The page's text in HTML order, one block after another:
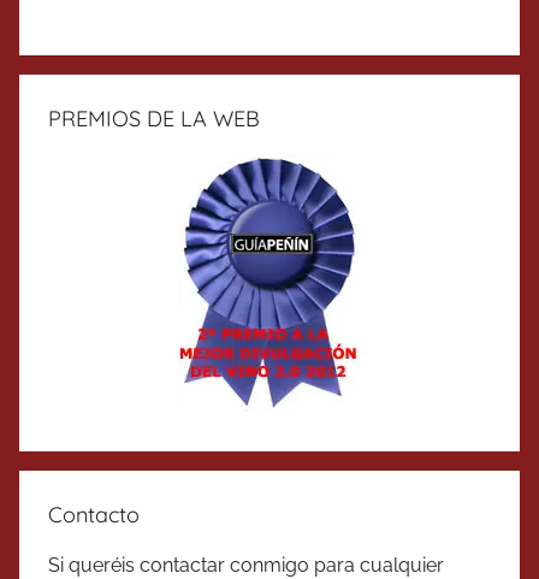
PREMIOS DE LA WEB
Contacto
Si queréis contactar conmigo para cualquier